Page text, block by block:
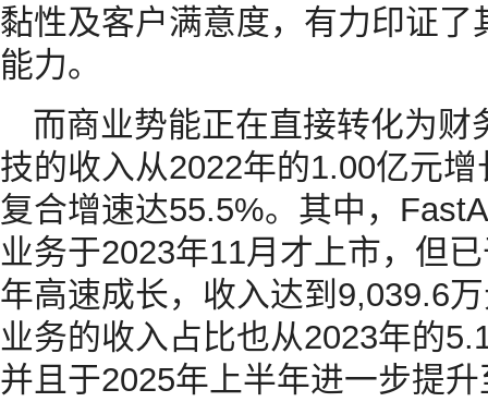
黏性及客户满意度，有力印证
能力。
而商业势能正在直接转化为
技的收入从2022年的1.00亿元
复合增速达55.5%。其中，
业务于2023年11月才上市，但
年高速成长，收入达到9,039.6
业务的收入占比也从2023年的
并且于2025年上半年进一步提